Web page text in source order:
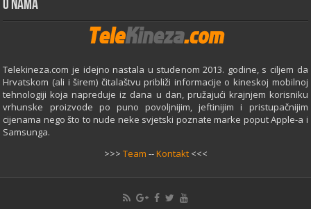
O Nama
Telekineza.com je idejno nastala u studenom 2013. godine, s ciljem da
Hrvatskom (ali i širem) čitalaštvu približi informacije o kineskoj mobilnoj
tehnologiji koja napreduje iz dana u dan, pružajući krajnjem korisniku
vrhunske proizvode po puno povoljnijim, jeftinijim i pristupačnijim
cijenama nego što to nude neke svjetski poznate marke poput Apple-a i
Samsunga.
>>> Team --Kontakt<<<